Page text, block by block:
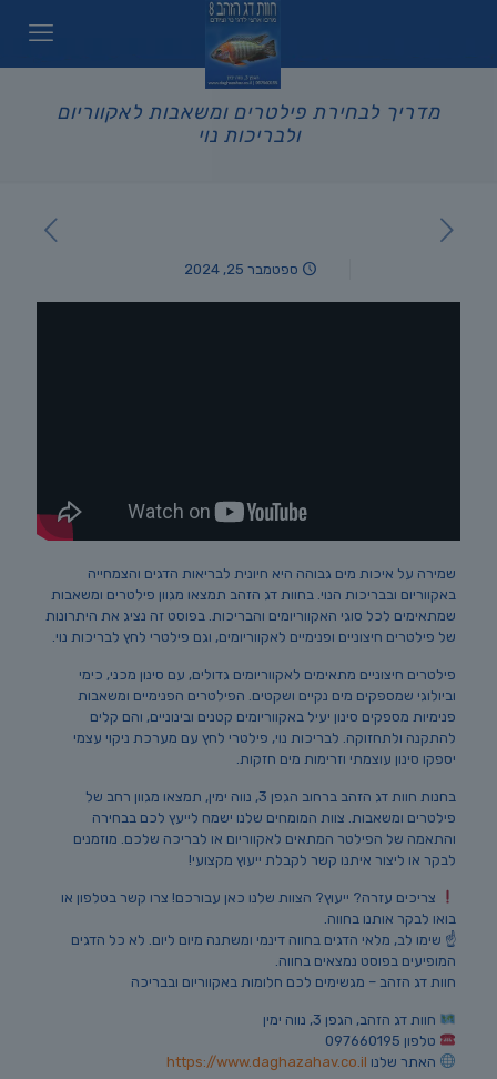
מדריך לבחירת פילטרים ומשאבות לאקווריום
ולבריכות נוי
ספטמבר 25, 2024
שמירה על איכות מים גבוהה היא חיונית לבריאות הדגים והצמחייה
באקווריום ובבריכות הנוי. בחוות דג הזהב תמצאו מגוון פילטרים ומשאבות
שמתאימים לכל סוגי האקווריומים והבריכות. בפוסט זה נציג את היתרונות
של פילטרים חיצוניים ופנימיים לאקווריומים, וגם פילטרי לחץ לבריכות נוי.
פילטרים חיצוניים מתאימים לאקווריומים גדולים, עם סינון מכני, כימי
וביולוגי שמספקים מים נקיים ושקטים. הפילטרים הפנימיים ומשאבות
פנימיות מספקים סינון יעיל באקווריומים קטנים ובינוניים, והם קלים
להתקנה ולתחזוקה. לבריכות נוי, פילטרי לחץ עם מערכת ניקוי עצמי
יספקו סינון עוצמתי וזרימות מים חזקות.
בחנות חוות דג הזהב ברחוב הגפן 3, נווה ימין, תמצאו מגוון רחב של
פילטרים ומשאבות. צוות המומחים שלנו ישמח לייעץ לכם בבחירה
והתאמה של הפילטר המתאים לאקווריום או לבריכה שלכם. מוזמנים
לבקר או ליצור איתנו קשר לקבלת ייעוץ מקצועי!
צריכים עזרה? ייעוץ? הצוות שלנו כאן עבורכם! צרו קשר בטלפון או
בואו לבקר אותנו בחווה.
☝️ שימו לב, מלאי הדגים בחווה דינמי ומשתנה מיום ליום. לא כל הדגים
המופיעים בפוסט נמצאים בחווה.
חוות דג הזהב – מגשימים לכם חלומות באקווריום ובבריכה
חוות דג הזהב, הגפן 3, נווה ימין
טלפון 097660195
האתר שלנו https://www.daghazahav.co.il